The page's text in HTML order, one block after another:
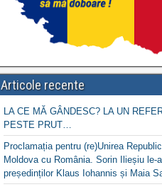
Articole recente
LA CE MĂ GÂNDESC? LA UN
PESTE PRUT…
Proclamația pentru (re)Unirea
Moldova cu România. Sorin Ilieșiu le-
președinților Klaus Iohannis și Maia